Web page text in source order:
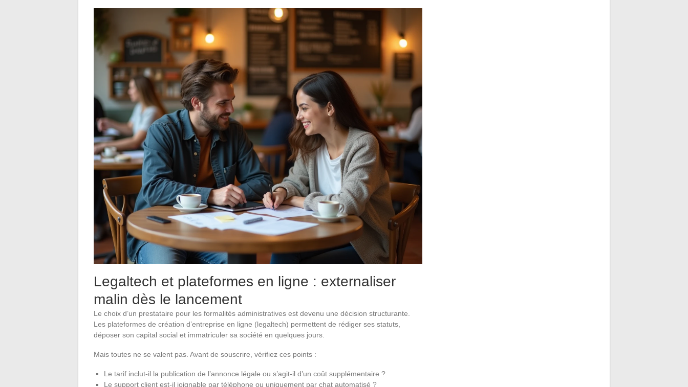
Legaltech et plateformes en ligne : externaliser
malin dès le lancement
Le choix d’un prestataire pour les formalités administratives est devenu une décision structurante.
Les plateformes de création d’entreprise en ligne (legaltech) permettent de rédiger ses statuts,
déposer son capital social et immatriculer sa société en quelques jours.
Mais toutes ne se valent pas. Avant de souscrire, vérifiez ces points :
Le tarif inclut-il la publication de l’annonce légale ou s’agit-il d’un coût supplémentaire ?
Le support client est-il joignable par téléphone ou uniquement par chat automatisé ?